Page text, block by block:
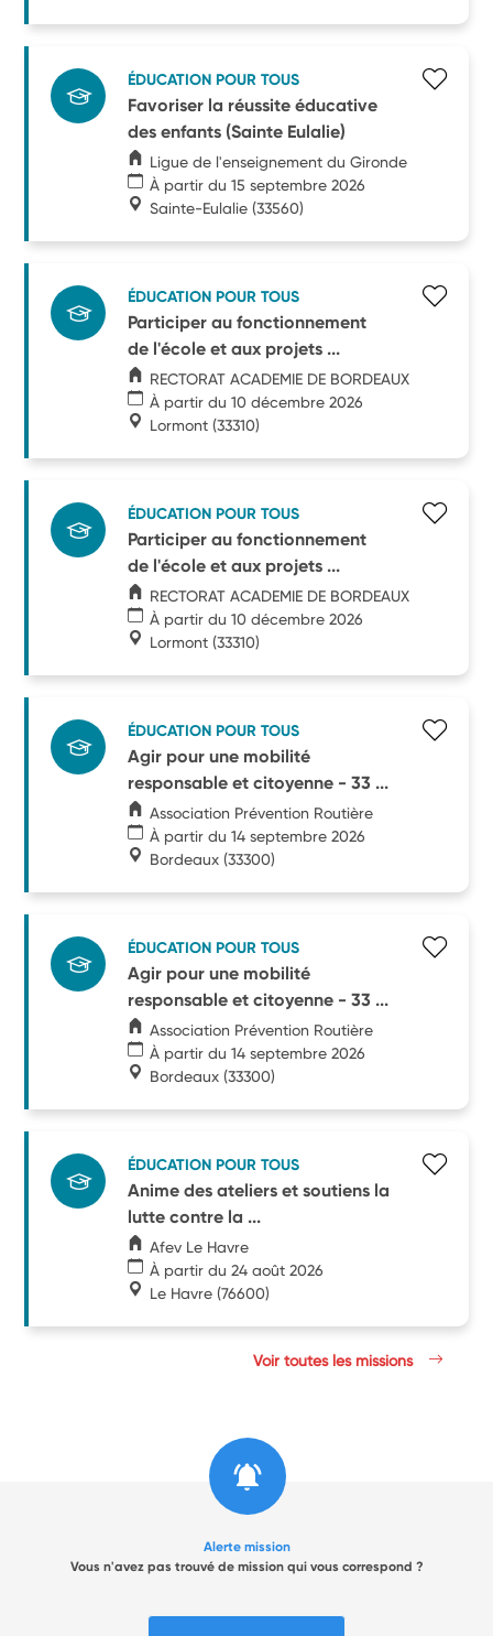
ÉDUCATION POUR TOUS
Favoriser la réussite éducative
des enfants (Sainte Eulalie)
Ligue de l'enseignement du Gironde
À partir du 15 septembre 2026
Sainte-Eulalie (33560)
ÉDUCATION POUR TOUS
Participer au fonctionnement
de l'école et aux projets ...
RECTORAT ACADEMIE DE BORDEAUX
À partir du 10 décembre 2026
Lormont (33310)
ÉDUCATION POUR TOUS
Participer au fonctionnement
de l'école et aux projets ...
RECTORAT ACADEMIE DE BORDEAUX
À partir du 10 décembre 2026
Lormont (33310)
ÉDUCATION POUR TOUS
Agir pour une mobilité
responsable et citoyenne - 33 ...
Association Prévention Routière
À partir du 14 septembre 2026
Bordeaux (33300)
ÉDUCATION POUR TOUS
Agir pour une mobilité
responsable et citoyenne - 33 ...
Association Prévention Routière
À partir du 14 septembre 2026
Bordeaux (33300)
ÉDUCATION POUR TOUS
Anime des ateliers et soutiens la
lutte contre la ...
Afev Le Havre
À partir du 24 août 2026
Le Havre (76600)
Voir toutes les missions
Alerte mission
Vous n'avez pas trouvé de mission qui vous correspond ?